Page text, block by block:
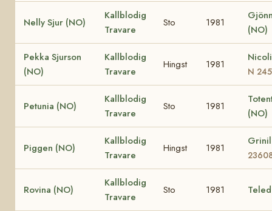
Nelly Sjur (NO)
Kallblodig
Travare
Sto 1981
(NO)
Pekka Sjurson
(NO)
Kallblodig
Travare
Hingst 1981
N
Petunia (NO)
Kallblodig
Travare
Sto 1981
(NO)
Piggen (NO)
Kallblodig
Travare
Hingst 1981
Rovina (NO)
Kallblodig
Travare
Sto 1981